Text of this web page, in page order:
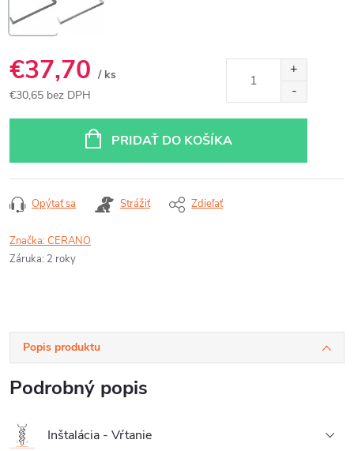
€37,70 / ks
€30,65 bez DPH
PRIDAŤ DO KOŠÍKA
Opýtať sa Strážiť Zdieľať
Značka:CERANO
Záruka: 2 roky
Popis produktu
Podrobný popis
Inštalácia - Vŕtanie